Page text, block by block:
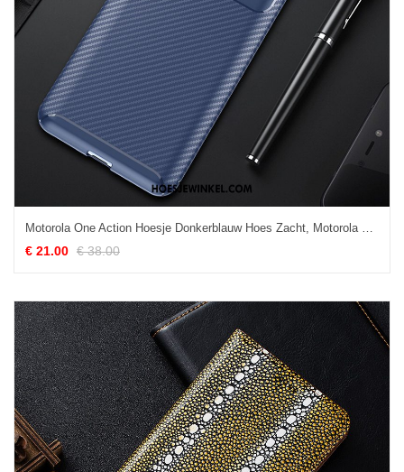
Motorola One Action Hoesje Donkerblauw Hoes Zacht, Motorola One Action Hoesje Anti-fall All Inclusive
€ 21.00 € 38.00